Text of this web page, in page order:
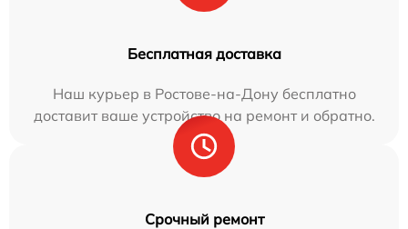
Бесплатная доставка
Наш курьер в Ростове-на-Дону бесплатно
доставит ваше устройство на ремонт и обратно.
Срочный ремонт